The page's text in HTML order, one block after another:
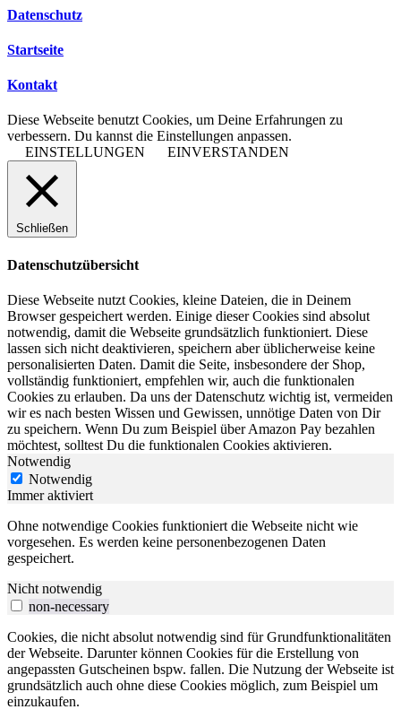
Datenschutz
Startseite
Kontakt
Diese Webseite benutzt Cookies, um Deine Erfahrungen zu
verbessern. Du kannst die Einstellungen anpassen.
EINSTELLUNGEN
EINVERSTANDEN
Schließen
Datenschutzübersicht
Diese Webseite nutzt Cookies, kleine Dateien, die in Deinem
Browser gespeichert werden. Einige dieser Cookies sind absolut
notwendig, damit die Webseite grundsätzlich funktioniert. Diese
lassen sich nicht deaktivieren, speichern aber üblicherweise keine
personalisierten Daten. Damit die Seite, insbesondere der Shop,
vollständig funktioniert, empfehlen wir, auch die funktionalen
Cookies zu erlauben. Da uns der Datenschutz wichtig ist, vermeiden
wir es nach besten Wissen und Gewissen, unnötige Daten von Dir
zu speichern. Wenn Du zum Beispiel über Amazon Pay bezahlen
möchtest, solltest Du die funktionalen Cookies aktivieren.
Notwendig
Notwendig
Immer aktiviert
Ohne notwendige Cookies funktioniert die Webseite nicht wie
vorgesehen. Es werden keine personenbezogenen Daten
gespeichert.
Nicht notwendig
non-necessary
Cookies, die nicht absolut notwendig sind für Grundfunktionalitäten
der Webseite. Darunter können Cookies für die Erstellung von
angepassten Gutscheinen bspw. fallen. Die Nutzung der Webseite ist
grundsätzlich auch ohne diese Cookies möglich, zum Beispiel um
einzukaufen.